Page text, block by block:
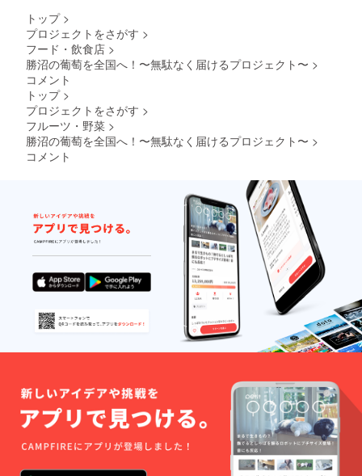
トップ >
プロジェクトをさがす >
フード・飲食店 >
勝沼の葡萄を全国へ！〜無駄なく届けるプロジェクト〜 >
コメント
トップ >
プロジェクトをさがす >
フルーツ・野菜 >
勝沼の葡萄を全国へ！〜無駄なく届けるプロジェクト〜 >
コメント